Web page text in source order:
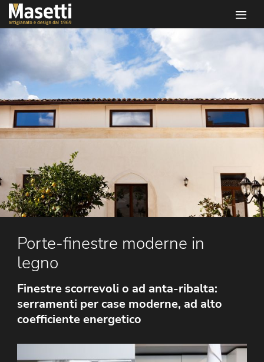
Porte-finestre moderne in
legno
Finestre scorrevoli o ad anta-ribalta:
serramenti per case moderne, ad alto
coefficiente energetico